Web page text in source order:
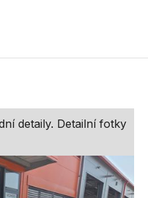
detaily. Detailní fotky